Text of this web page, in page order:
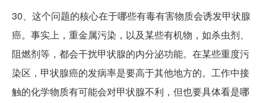
30、这个问题的核心在于哪些有毒有害物质会诱发甲状腺
癌。事实上，重金属污染，以及某些有机物，如杀虫剂、
阻燃剂等，都会干扰甲状腺的内分泌功能。在某些重度污
染区，甲状腺癌的发病率是要高于其他地方的。工作中接
触的化学物质有可能会对甲状腺不利，但也要具体看是哪